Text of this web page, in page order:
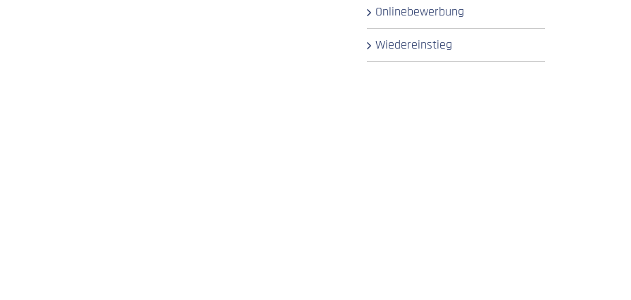
Onlinebewerbung
Wiedereinstieg